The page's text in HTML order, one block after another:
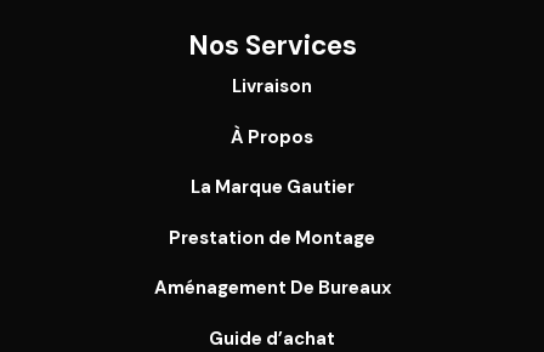
Nos Services
Livraison
À Propos
La Marque Gautier
Prestation de Montage
Aménagement De Bureaux
Guide d’achat